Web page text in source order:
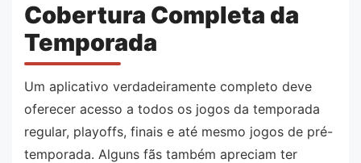
Cobertura Completa da
Temporada
Um aplicativo verdadeiramente completo deve
oferecer acesso a todos os jogos da temporada
regular, playoffs, finais e até mesmo jogos de pré-
temporada. Alguns fãs também apreciam ter